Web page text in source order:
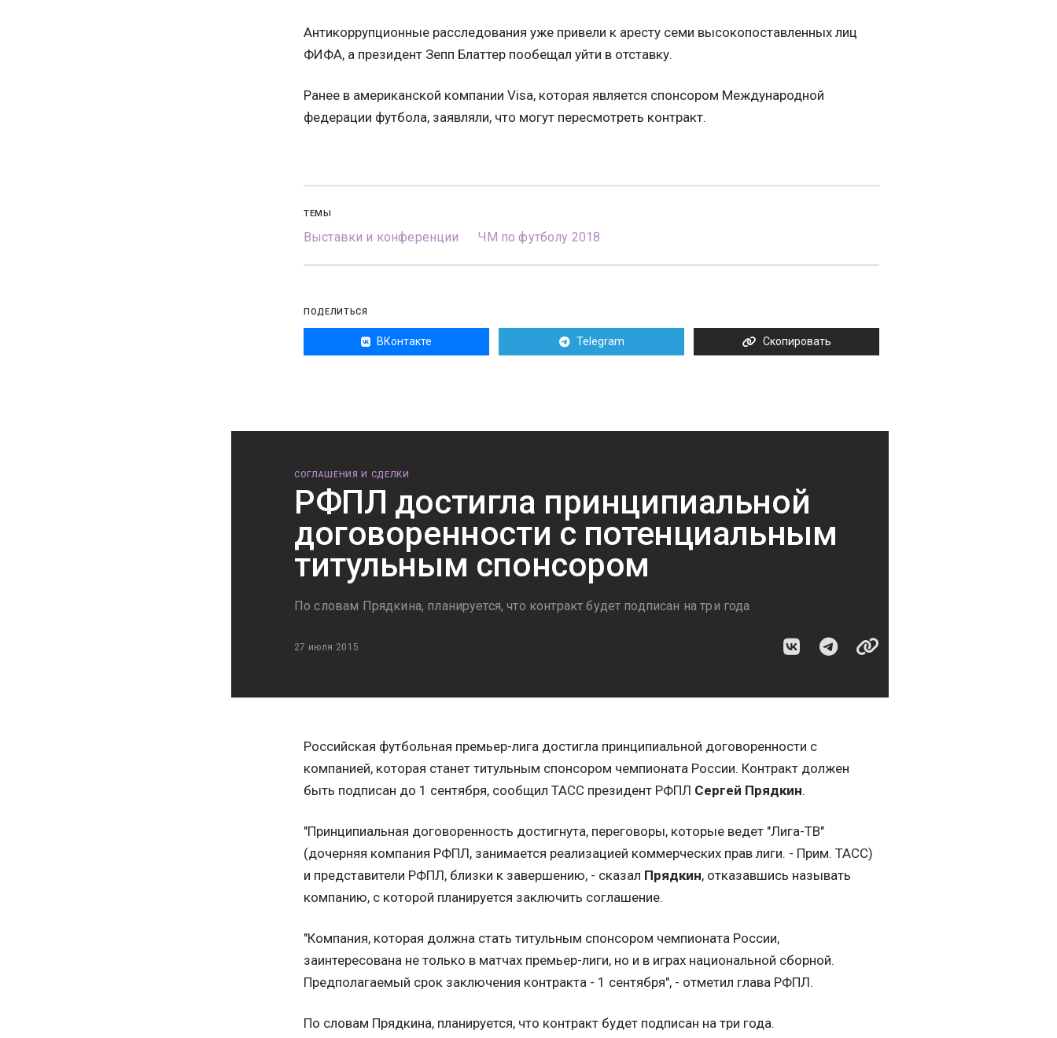
Антикоррупционные расследования уже привели к аресту семи высокопоставленных лиц
ФИФА, а президент Зепп Блаттер пообещал уйти в отставку.
Ранее в американской компании Visa, которая является спонсором Международной
федерации футбола, заявляли, что могут пересмотреть контракт.
ТЕМЫ
Выставки и конференции ЧМ по футболу 2018
ПОДЕЛИТЬСЯ
ВКонтакте Telegram Скопировать
СОГЛАШЕНИЯ И СДЕЛКИ
РФПЛ достигла принципиальной
договоренности с потенциальным
титульным спонсором
По словам Прядкина, планируется, что контракт будет подписан на три года
27 июля 2015
Российская футбольная премьер-лига достигла принципиальной договоренности с
компанией, которая станет титульным спонсором чемпионата России. Контракт должен
быть подписан до 1 сентября, сообщил ТАСС президент РФПЛ Сергей Прядкин.
"Принципиальная договоренность достигнута, переговоры, которые ведет "Лига-ТВ"
(дочерняя компания РФПЛ, занимается реализацией коммерческих прав лиги. - Прим. ТАСС)
и представители РФПЛ, близки к завершению, - сказал Прядкин, отказавшись называть
компанию, с которой планируется заключить соглашение.
"Компания, которая должна стать титульным спонсором чемпионата России,
заинтересована не только в матчах премьер-лиги, но и в играх национальной сборной.
Предполагаемый срок заключения контракта - 1 сентября", - отметил глава РФПЛ.
По словам Прядкина, планируется, что контракт будет подписан на три года.